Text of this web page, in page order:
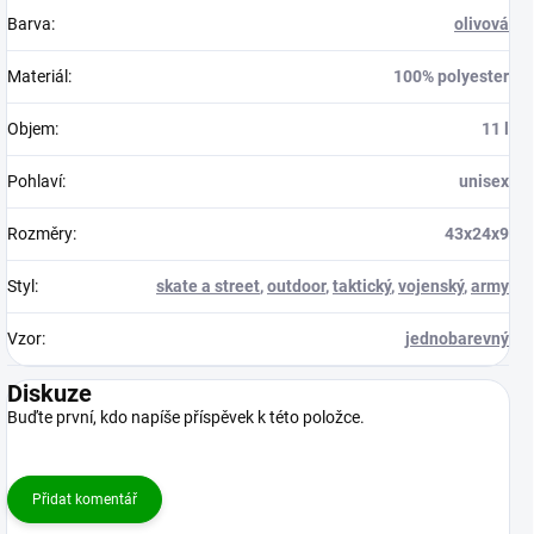
Barva: olivová
Materiál : 100% polyester
Objem: 11 l
Pohlaví: unisex
Rozměry: 43x24x9
Styl : skate a street,outdoor,taktický,vojenský,army
Vzor: jednobarevný
Diskuze
Buďte první, kdo napíše příspěvek k této položce.
Přidat komentář